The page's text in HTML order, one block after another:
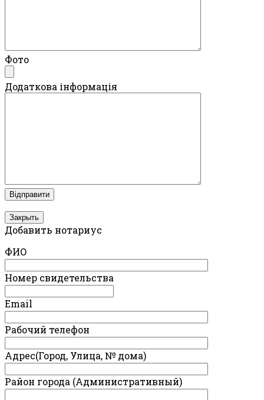
Фото
Додаткова інформація
Закрыть
Добавить нотариус
ФИО
Номер свидетельства
Email
Рабочий телефон
Адрес(Город, Улица, № дома)
Район города (Административный)